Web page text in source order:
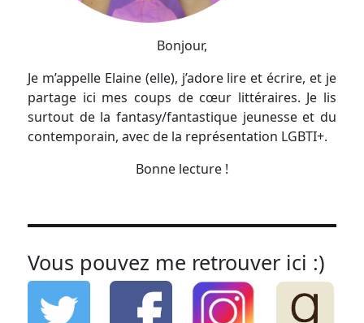
Bonjour,
Je m’appelle Elaine (elle), j’adore lire et écrire, et je
partage ici mes coups de cœur littéraires. Je lis
surtout de la fantasy/fantastique jeunesse et du
contemporain, avec de la représentation LGBTI+.
Bonne lecture !
Vous pouvez me retrouver ici :)